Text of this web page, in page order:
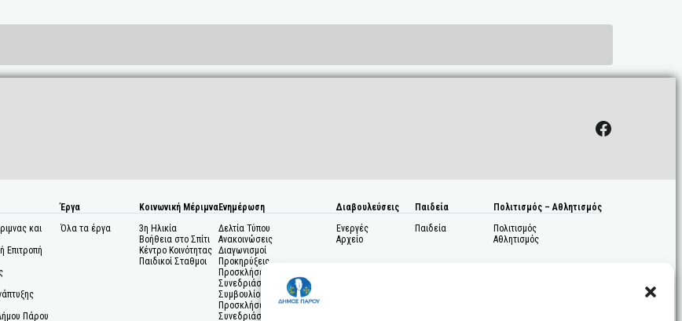
Facebook
και
Επιτροπή
Πάρου
Έργα
Όλα τα έργα
Κοινωνική Μέριμνα
3η Ηλικία
Βοήθεια στο Σπίτι
Κέντρο Κοινότητας
Παιδικοί Σταθμοι
Ενημέρωση
Δελτία Τύπου
Ανακοινώσεις
Διαγωνισμοί
Προκηρύξεις
Προσκλήσεις σε
Συνεδριάσεις Δημοτικού
Συμβουλίου
Προσκλήσεις σε
Συνεδριάσεις Δημοτικής
Διαβουλεύσεις
Ενεργές
Αρχείο
Παιδεία
Παιδεία
Πολιτισμός – Αθλητισμός
Πολιτισμός
Αθλητισμός